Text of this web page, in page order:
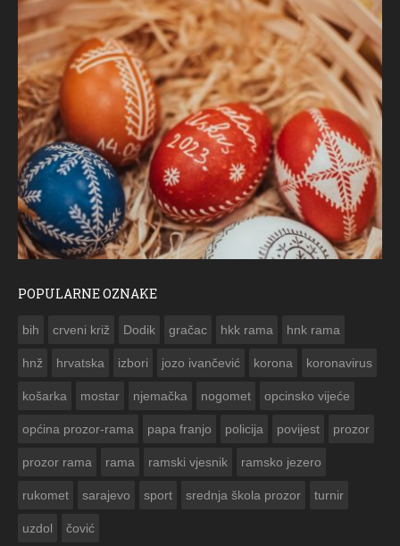
POPULARNE OZNAKE
bih crveni križ Dodik gračac hkk rama hnk rama
hnž hrvatska izbori jozo ivančević korona koronavirus
košarka mostar njemačka nogomet opcinsko vijeće
općina prozor-rama papa franjo policija povijest prozor
prozor rama rama ramski vjesnik ramsko jezero
rukomet sarajevo sport srednja škola prozor turnir
uzdol čović